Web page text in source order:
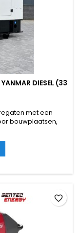
DIESEL (33
met een
bouwplaatsen,
kunt u met de
zijn ook voorzien
ervoor dat het
aan de kraan
voorkomen....
favorite_border